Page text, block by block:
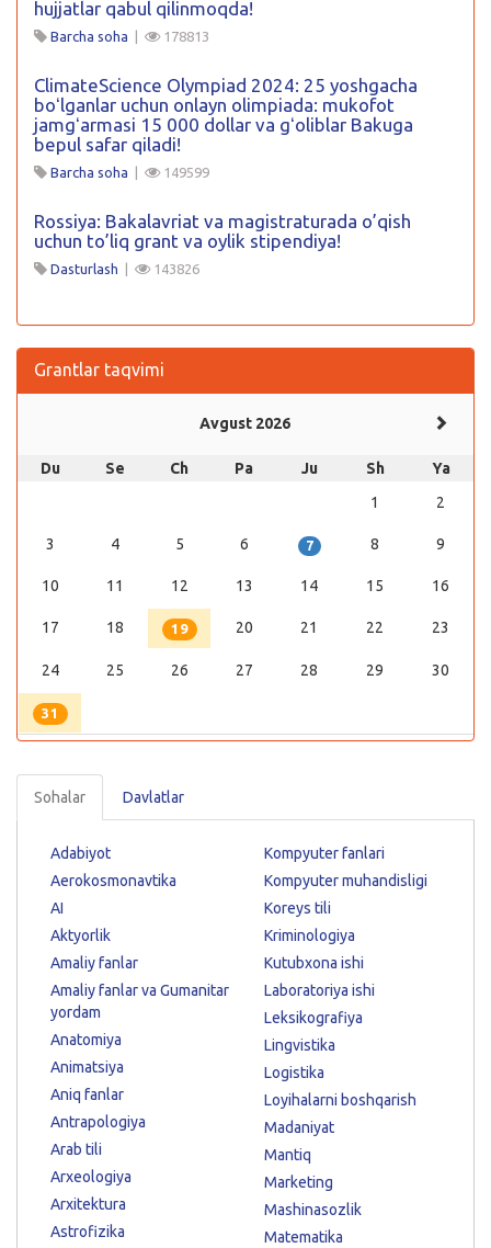
hujjatlar qabul qilinmoqda!
Barcha soha 178813
ClimateScience Olympiad 2024: 25 yoshgacha
boʻlganlar uchun onlayn olimpiada: mukofot
jamgʻarmasi 15 000 dollar va gʻoliblar Bakuga
bepul safar qiladi!
Barcha soha 149599
Rossiya: Bakalavriat va magistraturada o’qish
uchun to’liq grant va oylik stipendiya!
Dasturlash 143826
Grantlar taqvimi
Avgust 2026
Du Se Ch Pa Ju Sh
Ya
1
2
3 4 5 6 7 8 9
10 11 12 13 14 15 16
17 18 19 20 21 22 23
24 25 26 27 28 29 30
31
Sohalar Davlatlar
Adabiyot
Aerokosmonavtika
AI
Aktyorlik
Amaliy fanlar
Amaliy fanlar va Gumanitar
yordam
Anatomiya
Animatsiya
Aniq fanlar
Antrapologiya
Arab tili
Arxeologiya
Arxitektura
Astrofizika
Kompyuter fanlari
Kompyuter muhandisligi
Koreys tili
Kriminologiya
Kutubxona ishi
Laboratoriya ishi
Leksikografiya
Lingvistika
Logistika
Loyihalarni boshqarish
Madaniyat
Mantiq
Marketing
Mashinasozlik
Matematika